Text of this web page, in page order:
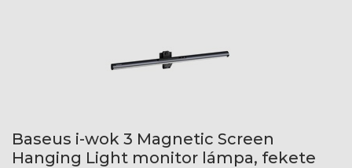
Baseus i-wok 3 Magnetic Screen
Hanging Light monitor lámpa, fekete